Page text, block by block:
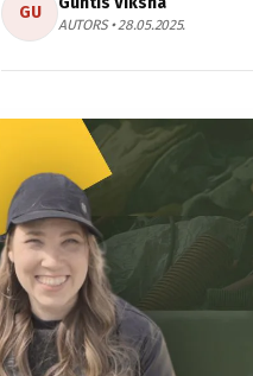
GU
AUTORS • 28.05.2025.